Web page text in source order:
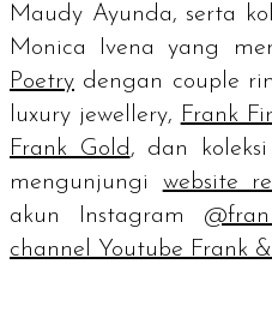
Maudy Ayunda, serta
Monica Ivena yang
Poetry dengan couple
luxury jewellery, Frank
Frank Gold , dan
mengunjungi website
akun Instagram
channel Youtube Frank